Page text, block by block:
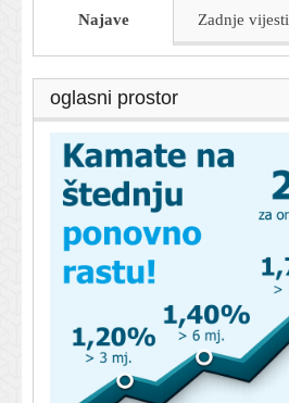
Najave Zadnje vijesti
oglasni prostor